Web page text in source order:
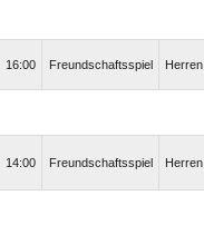
16:00 Freundschaftsspiel Herren
14:00 Freundschaftsspiel Herren